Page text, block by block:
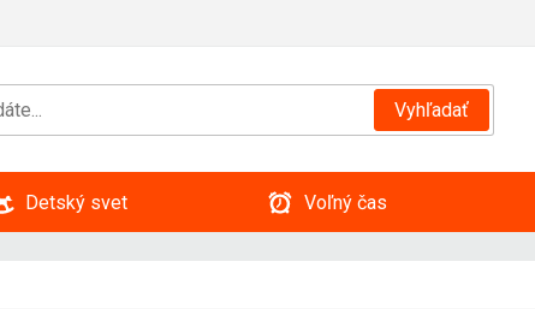
Vyhľadať
Detský svet Voľný čas